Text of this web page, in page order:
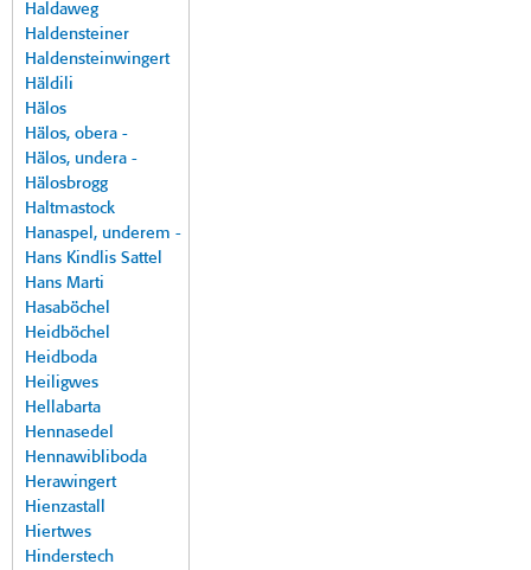
Haldaweg
Haldensteiner
Haldensteinwingert
Häldili
Hälos
Hälos, obera -
Hälos, undera -
Hälosbrogg
Haltmastock
Hanaspel, underem -
Hans Kindlis Sattel
Hans Marti
Hasaböchel
Heidböchel
Heidboda
Heiligwes
Hellabarta
Hennasedel
Hennawibliboda
Herawingert
Hienzastall
Hiertwes
Hinderstech